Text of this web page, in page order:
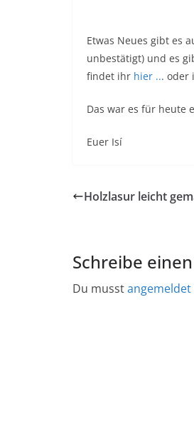
Etwas Neues gibt es
unbestätigt) und es
findet ihr hier ... oder
Das war es für heute
Euer Isí
Holzlasur leicht
Schreibe
Du musstangemeldet